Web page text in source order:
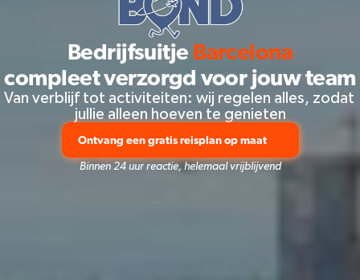
Bedrijfsuitje Barcelona
compleet verzorgd voor jouw team
Van verblijf tot activiteiten: wij regelen alles, zodat
jullie alleen hoeven te genieten
Ontvang een gratis reisplan op maat
Binnen 24 uur reactie, helemaal vrijblijvend